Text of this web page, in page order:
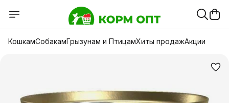
КошкамСобакамГрызунам и ПтицамХиты продажАкции